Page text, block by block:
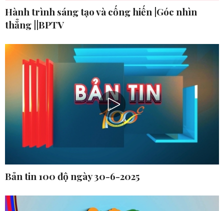
Hành trình sáng tạo và cống hiến |Góc nhìn
thẳng ||BPTV
Bản tin 100 độ ngày 30-6-2025